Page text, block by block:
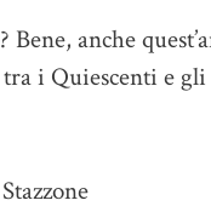
Bene, anche
i Quiescenti e